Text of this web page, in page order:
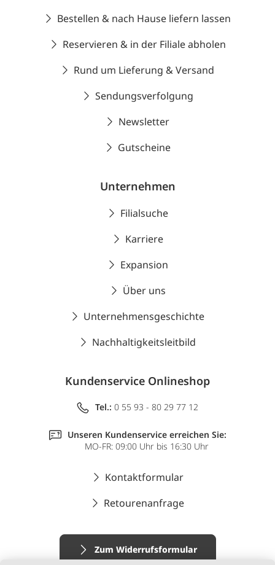
Bestellen & nach Hause liefern lassen
Reservieren & in der Filiale abholen
Rund um Lieferung & Versand
Sendungsverfolgung
Newsletter
Gutscheine
Unternehmen
Filialsuche
Karriere
Expansion
Über uns
Unternehmensgeschichte
Nachhaltigkeitsleitbild
Kundenservice Onlineshop
Tel.: 0 55 93 - 80 29 77 12
Unseren Kundenservice erreichen Sie:
MO-FR: 09:00 Uhr bis 16:30 Uhr
Kontaktformular
Retourenanfrage
Zum Widerrufsformular